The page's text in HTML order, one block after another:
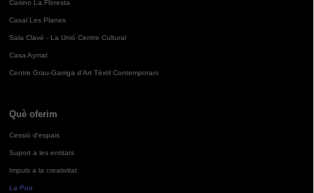
Casino La Floresta
Casal Les Planes
Sala Clavé - La Unió Centre Cultural
Casa Aymat
Centre Grau-Garriga d'Art Tèxtil Contemporani
Què oferim
Cessió d'espais
Suport a les entitats
Impuls a la creativitat
La Pua